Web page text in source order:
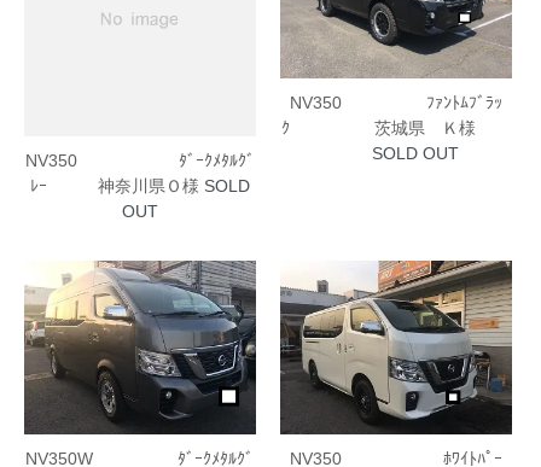
NV350 ﾀﾞｰｸﾒﾀﾙｸﾞ
ﾚｰ 神奈川県Ｏ様 SOLD
OUT
NV350 ﾌｧﾝﾄﾑﾌﾞﾗｯ
ｸ 茨城県 Ｋ様
SOLD OUT
NV350W ﾀﾞｰｸﾒﾀﾙｸﾞ
NV350 ﾎﾜｲﾄﾊﾟｰ